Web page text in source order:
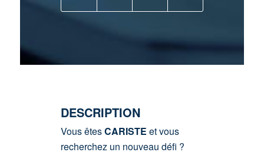
DESCRIPTION
Vous êtesCARISTE et vous
recherchez un nouveau défi ?